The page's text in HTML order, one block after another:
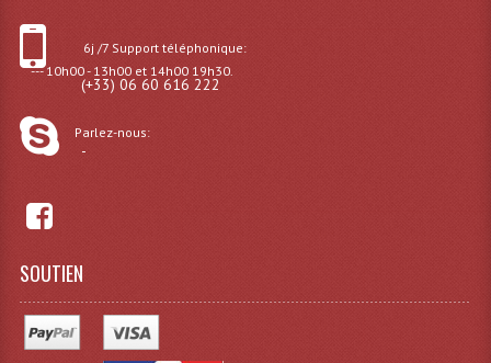
Micros De Studio
Pupitre Pour Discours
6j /7 Support téléphonique:
--- 10h00 - 13h00 et 14h00 19h30.
(+33) 06 60 616 222
Parlez-nous:
-
SOUTIEN